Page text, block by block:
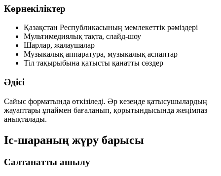
Көрнекіліктер
Қазақстан Республикасының мемлекеттік рәміздері
Мультимедиялық тақта, слайд-шоу
Шарлар, жалаушалар
Музыкалық аппаратура, музыкалық аспаптар
Тіл тақырыбына қатысты қанатты сөздер
Әдісі
Сайыс форматында өткізіледі. Әр кезеңде қатысушылардың
жауаптары ұпаймен бағаланып, қорытындысында жеңімпаз
анықталады.
Іс-шараның жүру барысы
Салтанатты ашылу